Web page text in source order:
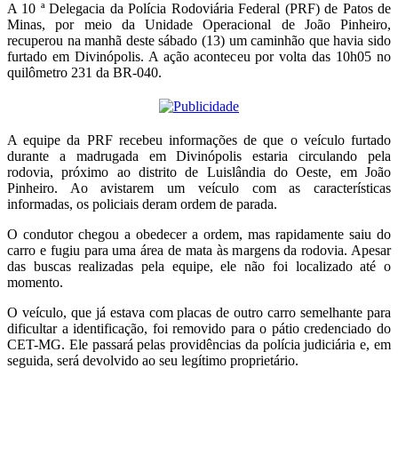
A 10 ª Delegacia da Polícia Rodoviária Federal (PRF) de Patos de
Minas, por meio da Unidade Operacional de João Pinheiro,
recuperou na manhã deste sábado (13) um caminhão que havia sido
furtado em Divinópolis. A ação aconteceu por volta das 10h05 no
quilômetro 231 da BR-040.
A equipe da PRF recebeu informações de que o veículo furtado
durante a madrugada em Divinópolis estaria circulando pela
rodovia, próximo ao distrito de Luislândia do Oeste, em João
Pinheiro. Ao avistarem um veículo com as características
informadas, os policiais deram ordem de parada.
O condutor chegou a obedecer a ordem, mas rapidamente saiu do
carro e fugiu para uma área de mata às margens da rodovia. Apesar
das buscas realizadas pela equipe, ele não foi localizado até o
momento.
O veículo, que já estava com placas de outro carro semelhante para
dificultar a identificação, foi removido para o pátio credenciado do
CET-MG. Ele passará pelas providências da polícia judiciária e, em
seguida, será devolvido ao seu legítimo proprietário.